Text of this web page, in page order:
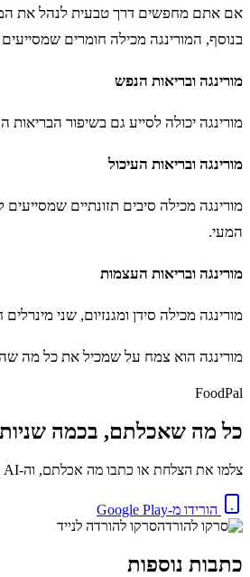
אם אתם מחפשים דרך טבעית לנהל את
בנוסף, המורינגה מכילה חומרים
מורינגה ובריאות הנפש
מורינגה יכולה לסייע גם בשיפור
מורינגה ובריאות העיכול
מורינגה מכילה סיבים תזונתיים
המעי.
מורינגה ובריאות העצמות
מורינגה מכילה סידן ומגנזיום, שני
מורינגה הוא צמח על שמכיל את כל מה
FoodPal
כל מה שאכלתם, בכמה שניות
צלמו את הצלחת או כתבו מה אכלתם, וה-AI מחשב קלוריות, חלבון ומאקרו באופן מיידי. בחינם.
הורידו מ-Google Play
סרקו להורדה לנייד
כתבות נוספות